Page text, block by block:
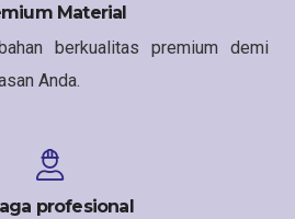
Material
berkualitas premium demi
Anda.
profesional